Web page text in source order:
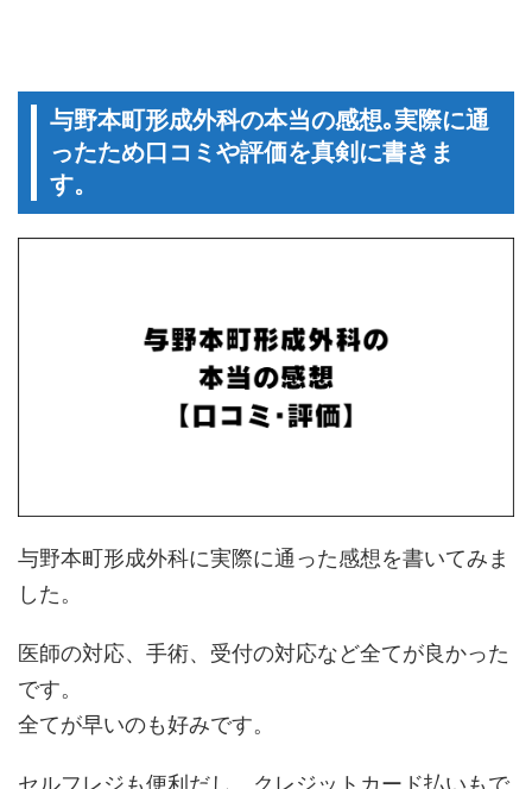
与野本町形成外科の本当の感想｡実際に通
ったため口コミや評価を真剣に書きま
す。
与野本町形成外科に実際に通った感想を書いてみま
した。
医師の対応、手術、受付の対応など全てが良かった
です。
全てが早いのも好みです。
セルフレジも便利だし、クレジットカード払いもで